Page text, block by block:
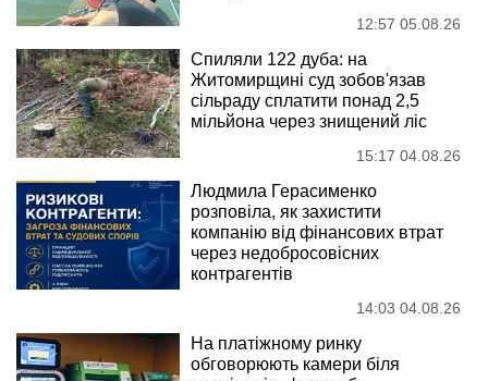
12:57 05.08.26
Спиляли 122 дуба: на
Житомирщині суд зобов'язав
сільраду сплатити понад 2,5
мільйона через знищений ліс
15:17 04.08.26
Людмила Герасименко
розповіла, як захистити
компанію від фінансових втрат
через недобросовісних
контрагентів
14:03 04.08.26
На платіжному ринку
обговорюють камери біля